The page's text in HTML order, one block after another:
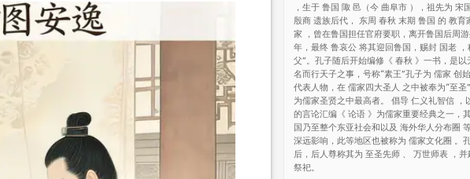
，生于 鲁国 陬 邑（今 曲阜市 ），祖先为 宋
殷商 遗族后代， 东周 春秋 末期 鲁国 的 教育
家 ，曾在鲁国担任官府要职，离开鲁国后周
年，最终 鲁哀公 将其迎回鲁国，赐封 国老 ，
父”。孔子随后开始编修《 春秋 》一书，是以
名而行天子之事，号称“素王”孔子为 儒家 创
代表人物，在 儒家四大圣人 之中被奉为“至圣
为儒家圣贤之中最高者。 倡导 仁义礼智信 ，
的言论汇编《 论语 》为儒家重要经典之一，
国乃至整个东亚社会和以及 海外华人分布圈
深远影响，此等地区也被称为 儒家文化圈 。
后，后人尊称其为 至圣先师 、 万世师表 ，并
祭祀。